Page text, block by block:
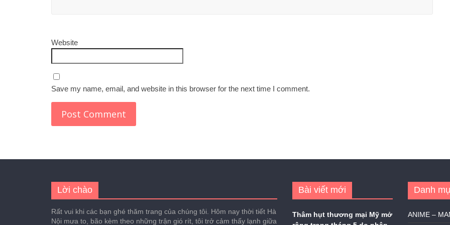
Website
Save my name, email, and website in this browser for the next time I comment.
Lời chào
Rất vui khi các bạn ghé thăm trang của chúng tôi. Hôm nay thời tiết Hà
Nội mưa to, bão kèm theo những trận gió rít, tôi trở cảm thấy lạnh giữa
Bài viết mới
Thâm hụt thương mại Mỹ mở
Danh
ANIME –